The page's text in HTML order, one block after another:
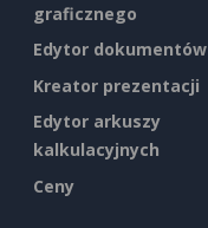
graficznego
Edytor dokumentów
Kreator prezentacji
Edytor arkuszy
kalkulacyjnych
Ceny